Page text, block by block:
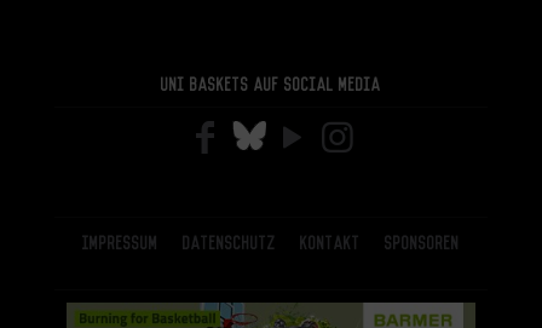
Uni Baskets auf Social Media
Impressum Datenschutz Kontakt Sponsoren